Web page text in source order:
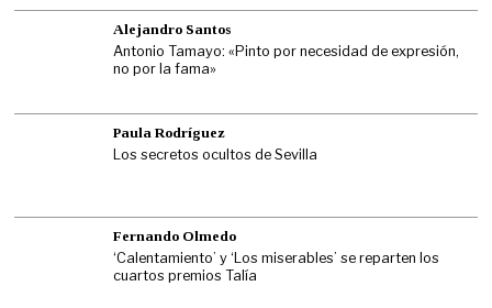
Alejandro Santos
Antonio Tamayo: «Pinto por necesidad de expresión,
no por la fama»
Paula Rodríguez
Los secretos ocultos de Sevilla
Fernando Olmedo
‘Calentamiento’ y ‘Los miserables’ se reparten los
cuartos premios Talía